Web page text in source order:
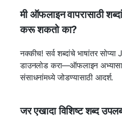
मी ऑफलाइन वापरासाठी
करू शकतो का?
नक्कीच! सर्व शब्दांचे भाषांतर
डाउनलोड करा—ऑफलाइन
संसाधनांमध्ये जोडण्यासाठी आदर्श.
जर एखादा विशिष्ट शब्द